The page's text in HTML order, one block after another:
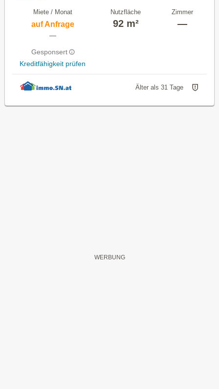
Miete / Monat
auf Anfrage
—
Gesponsert
Kreditfähigkeit prüfen
Nutzfläche
92 m²
Zimmer
—
Älter als 31 Tage